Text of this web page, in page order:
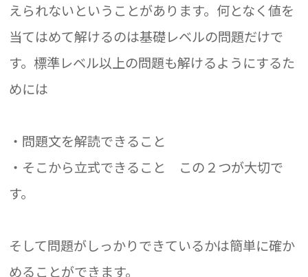
えられないということがあります。何となく値を
当てはめて解けるのは基礎レベルの問題だけで
す。標準レベル以上の問題も解けるようにするた
めには
・問題文を解読できること
・そこから立式できること この２つが大切で
す。
そして問題がしっかりできているかは簡単に確か
めることができます。